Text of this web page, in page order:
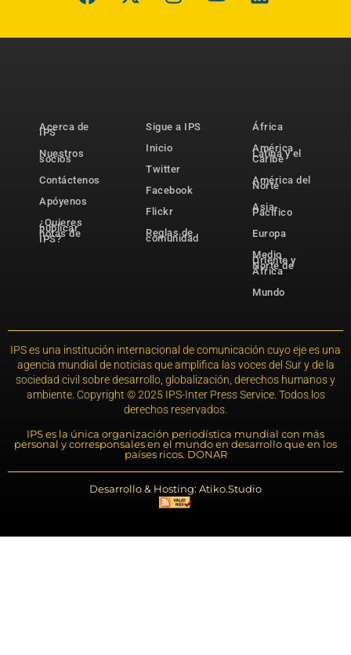
Acerca de
IPS
Nuestros
socios
Contáctenos
Apóyenos
¿Quieres
publicar
notas de
IPS?
Sigue a IPS
Inicio
Twitter
Facebook
Flickr
Reglas de
comunidad
África
América
Latina y el
Caribe
América del
Norte
Asia-
Pacífico
Europa
Medio
Oriente y
Norte de
África
Mundo
IPS es una institución internacional de comunicación cuyo eje es una
agencia mundial de noticias que amplifica las voces del Sur y de la
sociedad civil sobre desarrollo, globalización, derechos humanos y
ambiente. Copyright © 2025 IPS-Inter Press Service. Todos los
derechos reservados.
IPS es la única organización periodística mundial con más
personal y corresponsales en el mundo en desarrollo que en los
países ricos. DONAR
Desarrollo & Hosting: Atiko.Studio